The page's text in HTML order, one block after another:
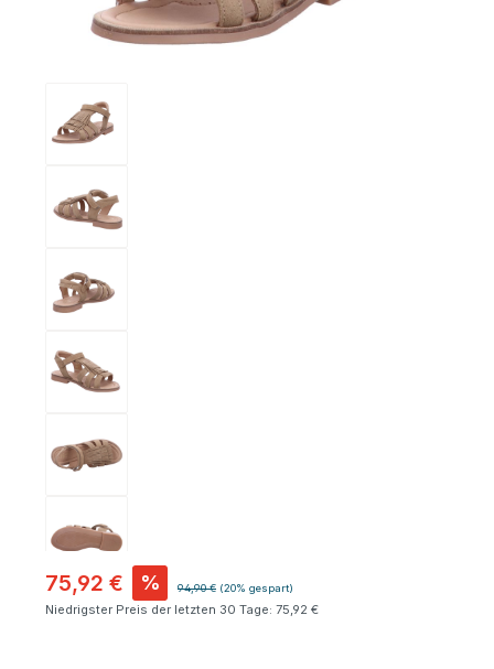
75,92 € % Regulärer Preis:
94,90 € (20% gespart)
Niedrigster Preis der letzten 30 Tage: 75,92 €